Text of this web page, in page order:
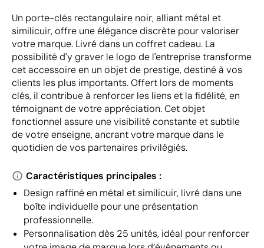
Un porte-clés rectangulaire noir, alliant métal et
similicuir, offre une élégance discrète pour valoriser
votre marque. Livré dans un coffret cadeau. La
possibilité d'y graver le logo de l'entreprise transforme
cet accessoire en un objet de prestige, destiné à vos
clients les plus importants. Offert lors de moments
clés, il contribue à renforcer les liens et la fidélité, en
témoignant de votre appréciation. Cet objet
fonctionnel assure une visibilité constante et subtile
de votre enseigne, ancrant votre marque dans le
quotidien de vos partenaires privilégiés.
Caractéristiques principales :
Design raffiné en métal et similicuir, livré dans une
boîte individuelle pour une présentation
professionnelle.
Personnalisation dès 25 unités, idéal pour renforcer